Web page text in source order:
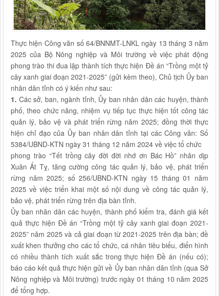
Thực hiện Công văn số 64/BNNMT-LNKL ngày 13 tháng 3 năm
2025 của Bộ Nông nghiệp và Môi trường về việc phát động
phong trào thi đua lập thành tích thực hiện Đề án “Trồng một tỷ
cây xanh giai đoạn 2021-2025” (gửi kèm theo), Chủ tịch Ủy ban
nhân dân tỉnh có ý kiến như sau:
1. Các sở, ban, ngành tỉnh, Ủy ban nhân dân các huyện, thành
phố, theo chức năng, nhiệm vụ tiếp tục thực hiện tốt công tác
quản lý, bảo vệ và phát triển rừng năm 2025; đồng thời thực
hiện chỉ đạo của Ủy ban nhân dân tỉnh tại các Công văn: Số
5384/UBND-KTN ngày 31 tháng 12 năm 2024 về việc tổ chức
phong trào “Tết trồng cây đời đời nhớ ơn Bác Hồ” nhân dịp
Xuân Ất Tỵ, tăng cường công tác quản lý, bảo vệ, phát triển
rừng năm 2025; số 256/UBND-KTN ngày 15 tháng 01 năm
2025 về việc triển khai một số nội dung về công tác quản lý,
bảo vệ, phát triển rừng trên địa bàn tỉnh.
Ủy ban nhân dân các huyện, thành phố kiểm tra, đánh giá kết
quả thực hiện Đề án “Trồng một tỷ cây xanh giai đoạn 2021-
2025” năm 2025 và cả giai đoạn từ 2021-2025 trên địa bàn; đề
xuất khen thưởng cho các tổ chức, cá nhân tiêu biểu, điển hình
có nhiều thành tích xuất sắc trong thực hiện Đề án (nếu có);
báo cáo kết quả thực hiện gửi về Ủy ban nhân dân tỉnh (qua Sở
Nông nghiệp và Môi trường) trước ngày 01 tháng 10 năm 2025
để tổng hợp.